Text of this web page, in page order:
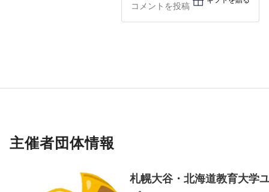
主催者団体情報
札幌大谷・北海道教育大学